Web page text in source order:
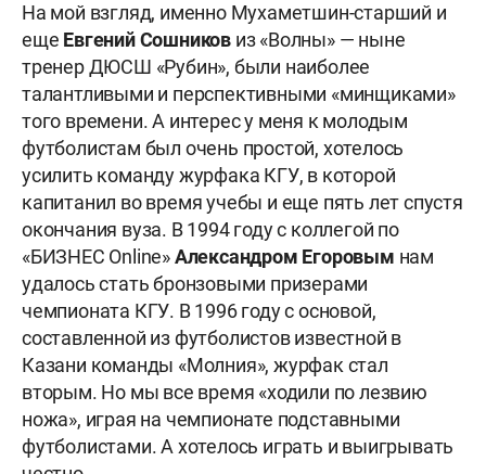
На мой взгляд, именно Мухаметшин-старший и
еще Евгений Сошников из «Волны» — ныне
тренер ДЮСШ «Рубин», были наиболее
талантливыми и перспективными «минщиками»
того времени. А интерес у меня к молодым
футболистам был очень простой, хотелось
усилить команду журфака КГУ, в которой
капитанил во время учебы и еще пять лет спустя
окончания вуза. В 1994 году с коллегой по
«БИЗНЕС Online»Александром Егоровым нам
удалось стать бронзовыми призерами
чемпионата КГУ. В 1996 году с основой,
составленной из футболистов известной в
Казани команды «Молния», журфак стал
вторым. Но мы все время «ходили по лезвию
ножа», играя на чемпионате подставными
футболистами. А хотелось играть и выигрывать